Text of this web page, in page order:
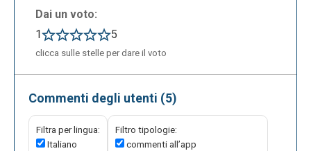
Dai un voto:
1
5
clicca sulle stelle per dare il voto
Commenti degli utenti (5)
Filtra per lingua:
Italiano
Filtro tipologie:
commenti all’app